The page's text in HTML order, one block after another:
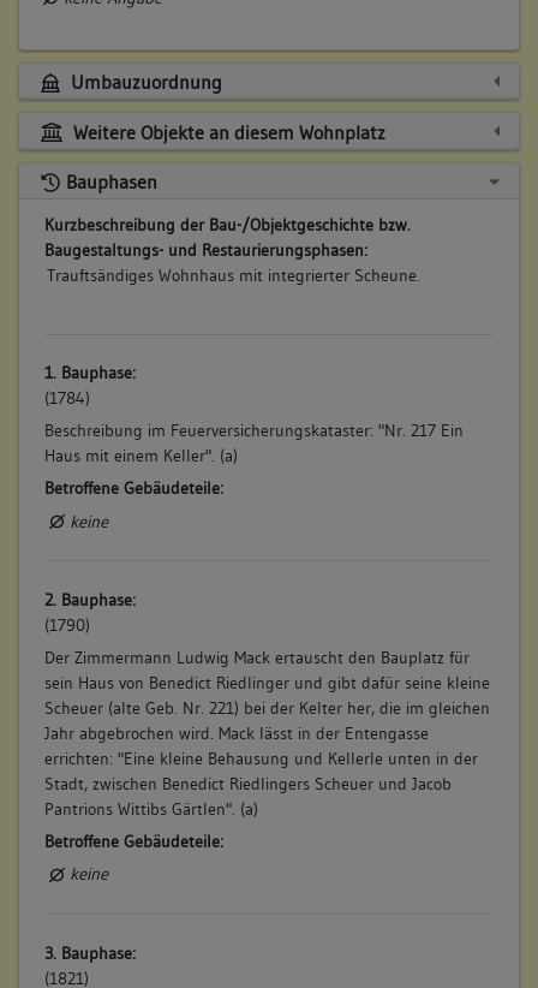
Umbauzuordnung
Weitere Objekte an diesem Wohnplatz
Bauphasen
Kurzbeschreibung der Bau-/Objektgeschichte bzw.
Baugestaltungs- und Restaurierungsphasen:
Trauftsändiges Wohnhaus mit integrierter Scheune.
1. Bauphase:
(1784)
Beschreibung im Feuerversicherungskataster: "Nr. 217 Ein
Haus mit einem Keller". (a)
Betroffene Gebäudeteile:
keine
2. Bauphase:
(1790)
Der Zimmermann Ludwig Mack ertauscht den Bauplatz für
sein Haus von Benedict Riedlinger und gibt dafür seine kleine
Scheuer (alte Geb. Nr. 221) bei der Kelter her, die im gleichen
Jahr abgebrochen wird. Mack lässt in der Entengasse
errichten: "Eine kleine Behausung und Kellerle unten in der
Stadt, zwischen Benedict Riedlingers Scheuer und Jacob
Pantrions Wittibs Gärtlen". (a)
Betroffene Gebäudeteile:
keine
3. Bauphase:
(1821)